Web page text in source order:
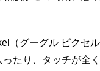
（グーグル ピクセ
たり、タッチが全